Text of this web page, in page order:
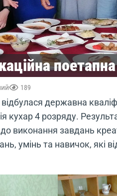
поетапна
189
державна
кухар 4 розряду.
виконання завдань
умінь та навичок, які